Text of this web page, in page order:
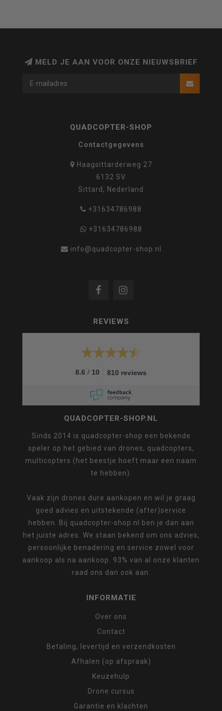
MELD JE AAN VOOR ONZE NIEUWSBRIEF
QUADCOPTER-SHOP
Contactgegevens
Haagsittarderweg 27
6132 SV
Sittard, Nederland
+31634786988
+31634786988
info@quadcopter-shop.nl
REVIEWS
8.6 / 10 810 reviews
QUADCOPTER-SHOP.NL
Sinds 2014 is quadcopter-shop een bekende
speler op het gebied van drones, quadcopters,
multicopters (het beestje hoeft maar een naam
te hebben).
Vaak zijn drones dure aankopen en wil je graag
goed advies en uitstekende (after)service
hebben. Bij quadcopter-shop.nl ben je dan aan
het juiste adres. We staan bekend om ons advies,
persoonlijke benadering en service zowel voor
aankoop als na aankoop. 93% van al onze klanten
raad ons dan ook aan.
INFORMATIE
Over ons
Contact
Betaling, levertijd en verzendkosten
Afhalen (op afspraak)
Keuzehulp
Drone cursus
Garantie en klachten